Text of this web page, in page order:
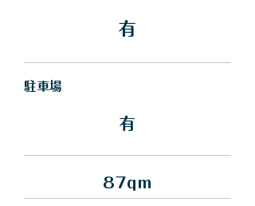
有
駐車場
有
87qm